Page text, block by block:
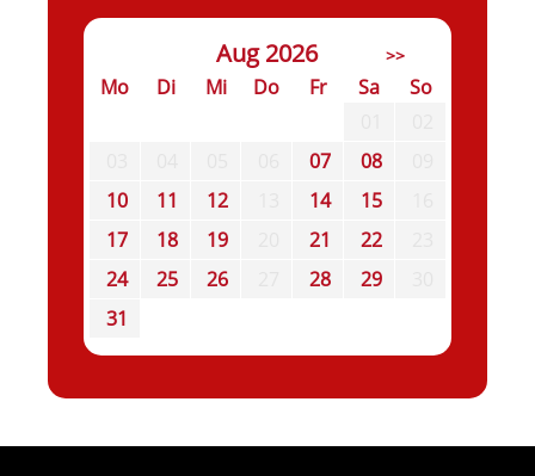
Aug 2026 >>
Mo Di Mi Do Fr Sa
So
07 08
10
11 12 14 15
17
18 19 21 22
24
25 26 28 29
31